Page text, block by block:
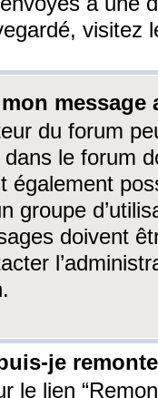
visitez
message
du forum
le forum
également
groupe
doivent
je
le lien